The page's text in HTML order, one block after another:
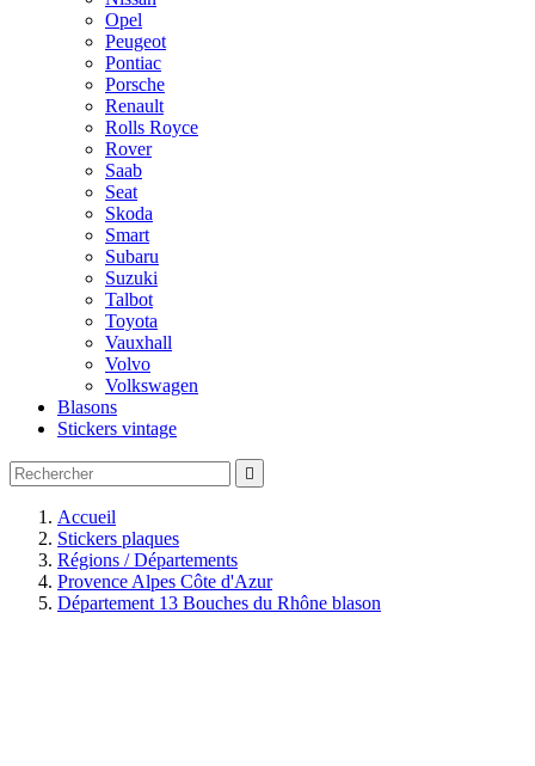
Opel
Peugeot
Pontiac
Porsche
Renault
Rolls Royce
Rover
Saab
Seat
Skoda
Smart
Subaru
Suzuki
Talbot
Toyota
Vauxhall
Volvo
Volkswagen
Blasons
Stickers vintage

Accueil
Stickers plaques
Régions / Départements
Provence Alpes Côte d'Azur
Département 13 Bouches du Rhône blason